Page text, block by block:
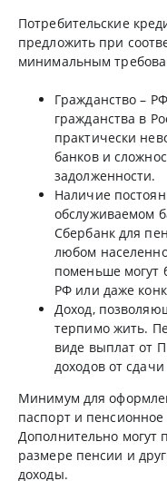
Потребительские
предложить при
минимальным
Гражданство –
гражданства в
практически
банков и
задолженности.
Наличие
обслуживаемом
Сбербанк для
любом
поменьше могут
РФ или даже
Доход,
терпимо жить.
виде выплат от
доходов от
Минимум для
паспорт и
Дополнительно могут
размере пенсии и
доходы.